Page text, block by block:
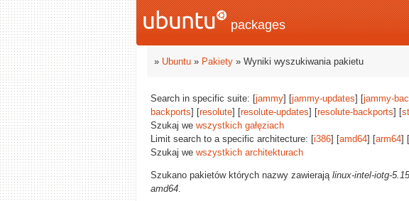
packages
» Ubuntu » Pakiety » Wyniki wyszukiwania pakietu
Search in specific suite: [jammy] [jammy-updates] [jammy-
backports] [resolute] [resolute-updates] [resolute-backports] [
Szukaj we wszystkich gałęziach
Limit search to a specific architecture: [i386] [amd64] [arm64] [
Szukaj we wszystkich architekturach
Szukano pakietów których nazwy zawierają linux-intel-iotg-
amd64.